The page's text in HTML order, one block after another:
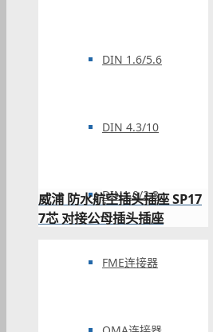
DIN 1.6/5.6
DIN 4.3/10
DIN1.0/2.3
FME连接器
威浦 防水航空插头插座 SP17
7芯 对接公母插头插座